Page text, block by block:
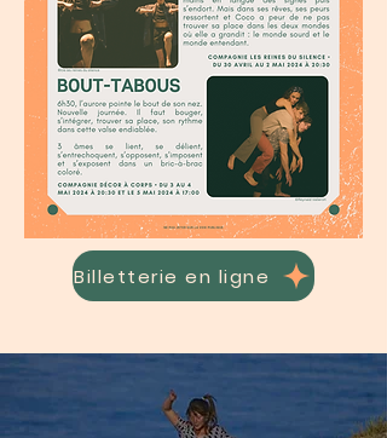
Billetterie en ligne